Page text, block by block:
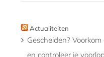
Actualiteiten
Gescheiden?
en controleer je